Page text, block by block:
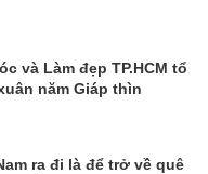
và Làm đẹp TP.HCM tổ
năm Giáp thìn
ra đi là để trở về quê